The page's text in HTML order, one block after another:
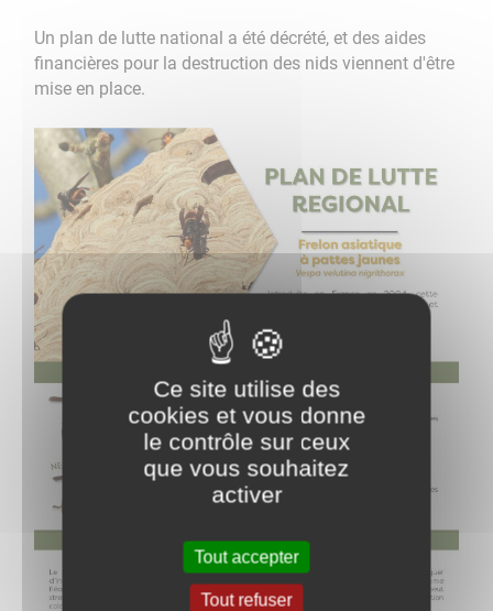
Un plan de lutte national a été décrété, et des aides
financières pour la destruction des nids viennent d'être
mise en place.
Ce site utilise des
cookies et vous donne
le contrôle sur ceux
que vous souhaitez
activer
Tout accepter
Tout refuser